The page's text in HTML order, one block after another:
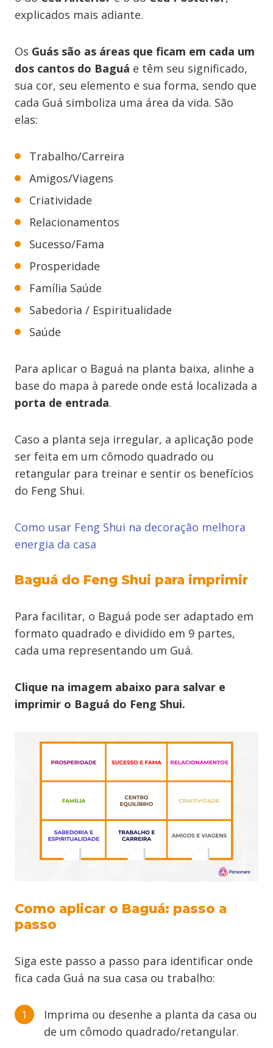
explicados mais adiante.
Os Guás são as áreas que ficam em cada um
dos cantos do Baguá e têm seu significado,
sua cor, seu elemento e sua forma, sendo que
cada Guá simboliza uma área da vida. São
elas:
Trabalho/Carreira
Amigos/Viagens
Criatividade
Relacionamentos
Sucesso/Fama
Prosperidade
Família Saúde
Sabedoria / Espiritualidade
Saúde
Para aplicar o Baguá na planta baixa, alinhe a
base do mapa à parede onde está localizada a
porta de entrada.
Caso a planta seja irregular, a aplicação pode
ser feita em um cômodo quadrado ou
retangular para treinar e sentir os benefícios
do Feng Shui.
Como usar Feng Shui na decoração melhora
energia da casa
Baguá do Feng Shui para imprimir
Para facilitar, o Baguá pode ser adaptado em
formato quadrado e dividido em 9 partes,
cada uma representando um Guá.
Clique na imagem abaixo para salvar e
imprimir o Baguá do Feng Shui.
Como aplicar o Baguá: passo a
passo
Siga este passo a passo para identificar onde
fica cada Guá na sua casa ou trabalho:
Imprima ou desenhe a planta da casa ou
de um cômodo quadrado/retangular.